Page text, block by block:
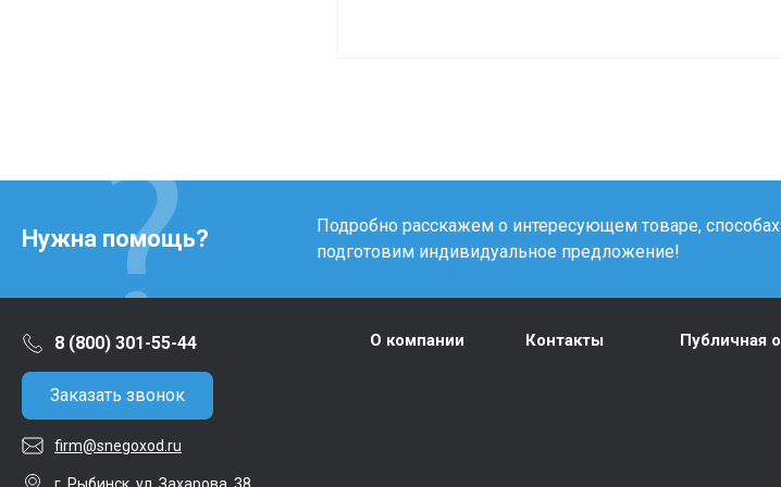
Нужна помощь?
Подробно расскажем о интересующем товаре,
подготовим индивидуальное предложение!
8 (800) 301-55-44
Заказать звонок
firm@snegoxod.ru
О компании Контакты Публичная